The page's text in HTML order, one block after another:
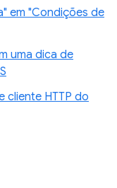
em "Condições de
uma dica de
cliente HTTP do